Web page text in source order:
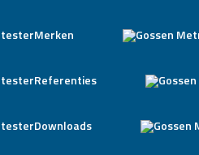
Merken
Referenties
Downloads